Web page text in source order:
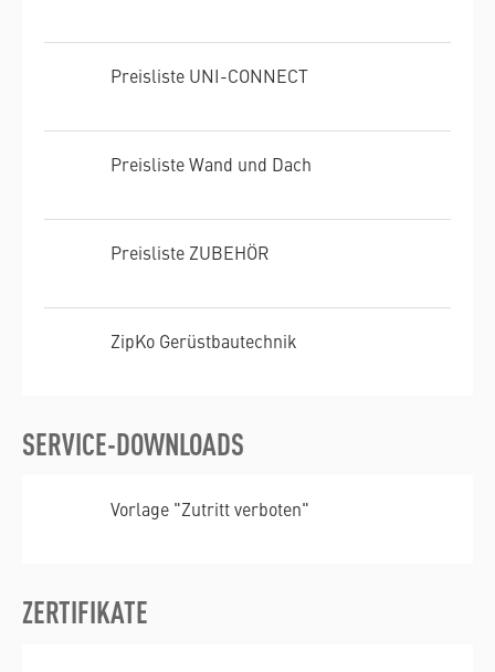
Preisliste UNI-CONNECT
Preisliste Wand und Dach
Preisliste ZUBEHÖR
ZipKo Gerüstbautechnik
SERVICE-DOWNLOADS
Vorlage "Zutritt verboten"
ZERTIFIKATE